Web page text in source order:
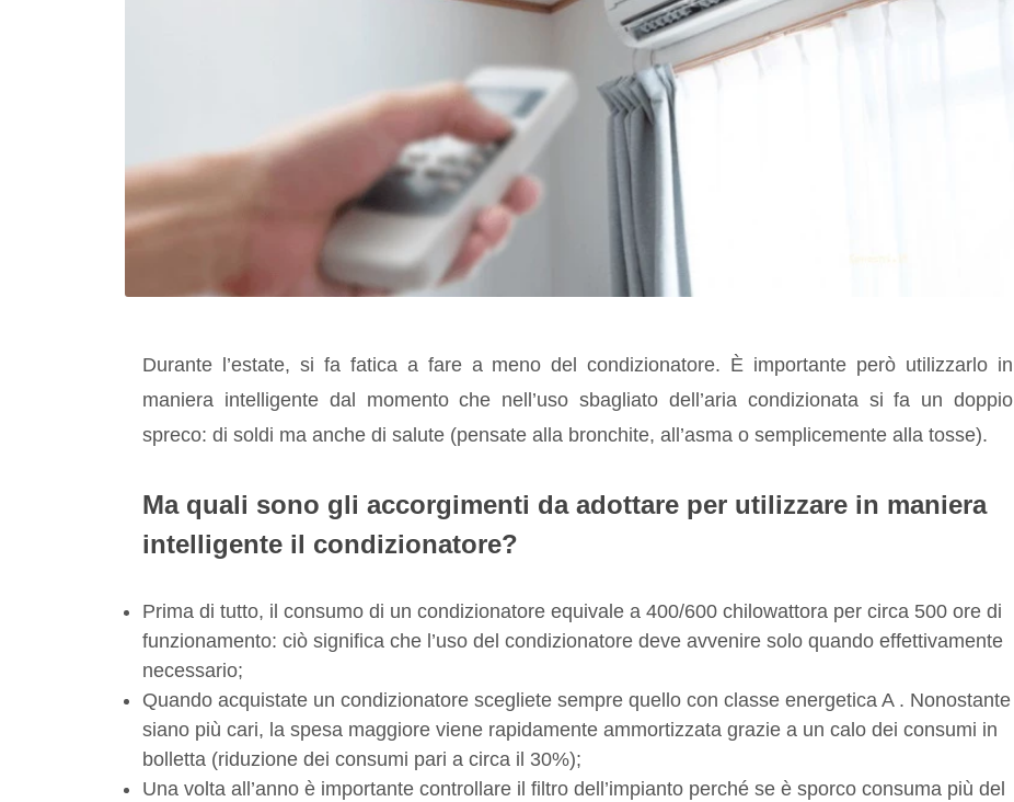
Durante l’estate, si fa fatica a fare a meno del condizionatore. È importante però utilizzarlo in
maniera intelligente dal momento che nell’uso sbagliato dell’aria condizionata si fa un doppio
spreco: di soldi ma anche di salute (pensate alla bronchite, all’asma o semplicemente alla tosse).
Ma quali sono gli accorgimenti da adottare per utilizzare in maniera
intelligente il condizionatore?
Prima di tutto, il consumo di un condizionatore equivale a 400/600 chilowattora per circa 500 ore di
funzionamento: ciò significa che l’uso del condizionatore deve avvenire solo quando effettivamente
necessario;
Quando acquistate un condizionatore scegliete sempre quello con classe energetica A . Nonostante
siano più cari, la spesa maggiore viene rapidamente ammortizzata grazie a un calo dei consumi in
bolletta (riduzione dei consumi pari a circa il 30%);
Una volta all’anno è importante controllare il filtro dell’impianto perché se è sporco consuma più del